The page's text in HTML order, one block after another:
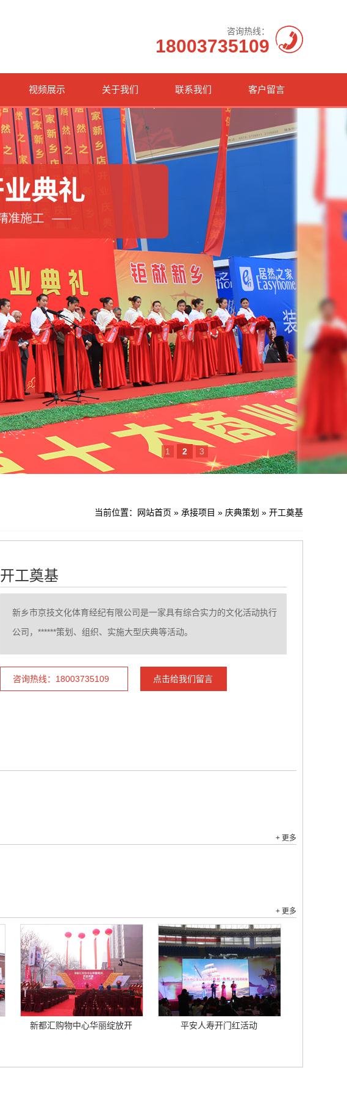
咨询热线：
18003735109
视频展示 关于我们 联系我们 客户留言
1 2 3
当前位置： 网站首页 » 承接项目 » 庆典策划 » 开工奠基
开工奠基
新乡市京技文化体育经纪有限公司是一家具有综合实力的文化活动执行
公司，******策划、组织、实施大型庆典等活动。
咨询热线：18003735109 点击给我们留言
+ 更多
+ 更多
新都汇购物中心华丽绽放开 平安人寿开门红活动